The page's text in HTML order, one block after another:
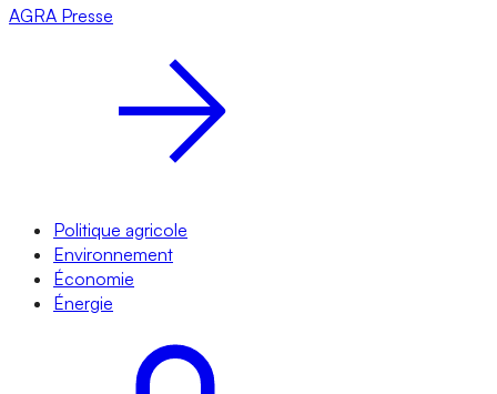
AGRA Presse
Politique agricole
Environnement
Économie
Énergie